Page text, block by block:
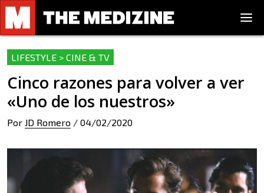
LIFESTYLE > CINE & TV
Cinco razones para volver a ver
«Uno de los nuestros»
Por JD Romero / 04/02/2020